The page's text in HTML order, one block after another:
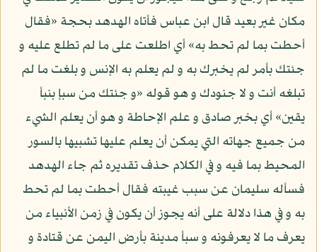
مكان غير بعيد قال ابن عباس فأتاه الهدهد بحجة «فقال
أحطت بما لم تحط به» أي اطلعت على ما لم تطلع عليه و
جئتك بأمر لم يخبرك به و لم يعلم به الإنس و بلغت ما لم
تبلغه أنت و لا جنودك و هو قوله «و جئتك من سبإ بنبأ
يقين» أي بخبر صادق و علم الإحاطة و هو أن يعلم الشيء
من جميع جهاته التي يمكن أن يعلم عليها تشبيها بالسور
المحيط بما فيه و في الكلام حذف تقديره ثم جاء الهدهد
فسأله سليمان عن سبب غيبته فقال أحطت بما لم تحط
به و في هذا دلالة على أنه يجوز أن يكون في زمن الأنبياء من
يعرف ما لا يعرفونه و سبأ مدينة بأرض اليمن عن قتادة و